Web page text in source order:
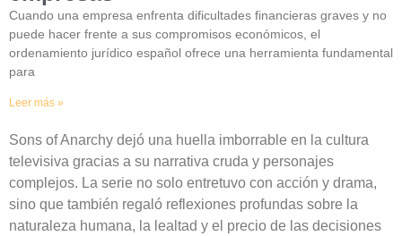
Cuando una empresa enfrenta dificultades financieras graves y no
puede hacer frente a sus compromisos económicos, el
ordenamiento jurídico español ofrece una herramienta fundamental
para
Leer más »
Sons of Anarchy dejó una huella imborrable en la cultura
televisiva gracias a su narrativa cruda y personajes
complejos. La serie no solo entretuvo con acción y drama,
sino que también regaló reflexiones profundas sobre la
naturaleza humana, la lealtad y el precio de las decisiones